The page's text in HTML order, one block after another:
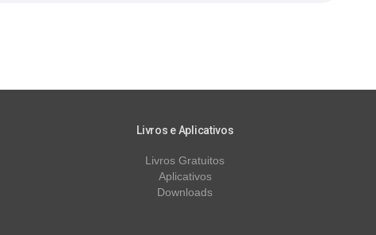
Livros e Aplicativos
Livros Gratuitos
Aplicativos
Downloads